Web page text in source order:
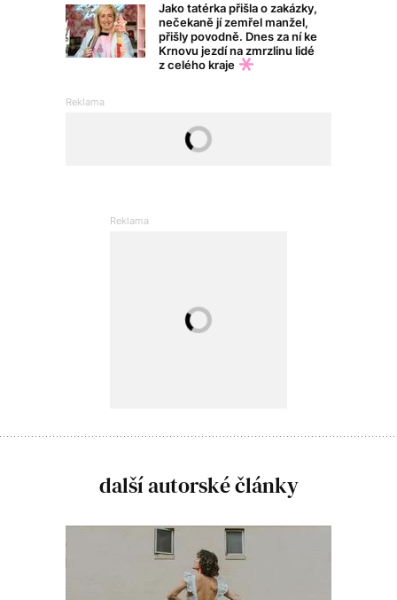
Jako tatérka přišla o zakázky,
nečekaně jí zemřel manžel,
přišly povodně. Dnes za ní ke
Krnovu jezdí na zmrzlinu lidé
z celého kraje
další autorské články